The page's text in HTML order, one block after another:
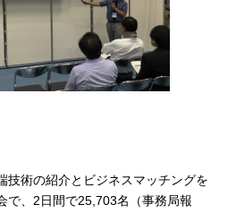
技術の紹介とビジネスマッチングを
で、2日間で25,703名（事務局報